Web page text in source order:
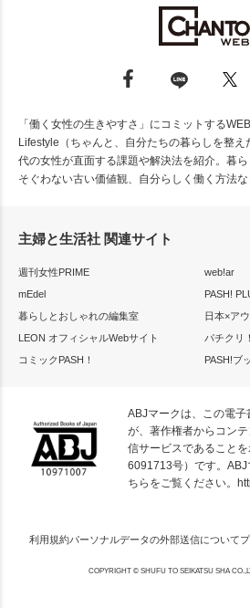
「働く女性の生きやすさ」にコミットする
Lifestyle（ちゃんと、自分たちの暮らしを整
代の女性が直面する課題や解決法を紹介。暮
そぐわない古い価値観、自分らしく働く方法な
主婦と生活社 関連サイト
週刊女性PRIME
web!ar
mEdel
PASH!
暮らしとおしゃれの編集室
日本×ア
LEON オフィシャルWebサイト
パチクリ！
コミックPASH！
PASH!ブ
ABJマークは、この電
が、著作権者からコン
信サービスであること
6091713号）です。ABJ
ちらをご覧ください。
利用規約パーソナルデータの外部送信について
COPYRIGHT © SHUFU TO SEIKATSU SHA